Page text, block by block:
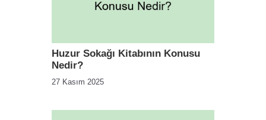
Huzur Sokağı Kitabının Konusu
Nedir?
27 Kasım 2025